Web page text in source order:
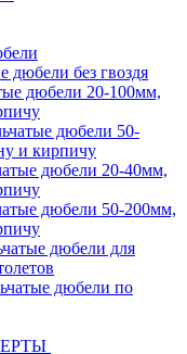
дюбели без гвоздя
дюбели 20-100мм,
дюбели 50-
и кирпичу
дюбели 20-40мм,
дюбели 50-200мм,
дюбели для
дюбели по